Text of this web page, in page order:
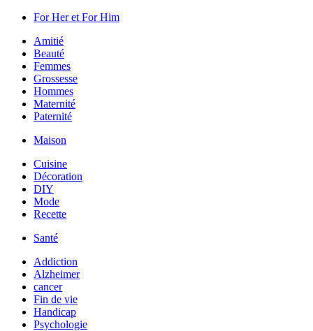
For Her et For Him
Amitié
Beauté
Femmes
Grossesse
Hommes
Maternité
Paternité
Maison
Cuisine
Décoration
DIY
Mode
Recette
Santé
Addiction
Alzheimer
cancer
Fin de vie
Handicap
Psychologie